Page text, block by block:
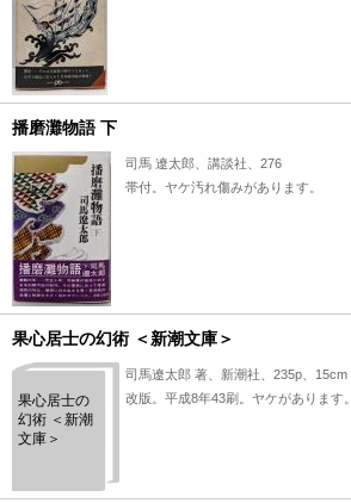
播磨灘物語 下
司馬 遼太郎、講談社、276
帯付。ヤケ汚れ傷みがあります。
果心居士の幻術 ＜新潮文庫＞
果心居士の
幻術 ＜新潮
文庫＞
司馬遼太郎 著、新潮社、235p、15cm
改版。平成8年43刷。ヤケがあります。